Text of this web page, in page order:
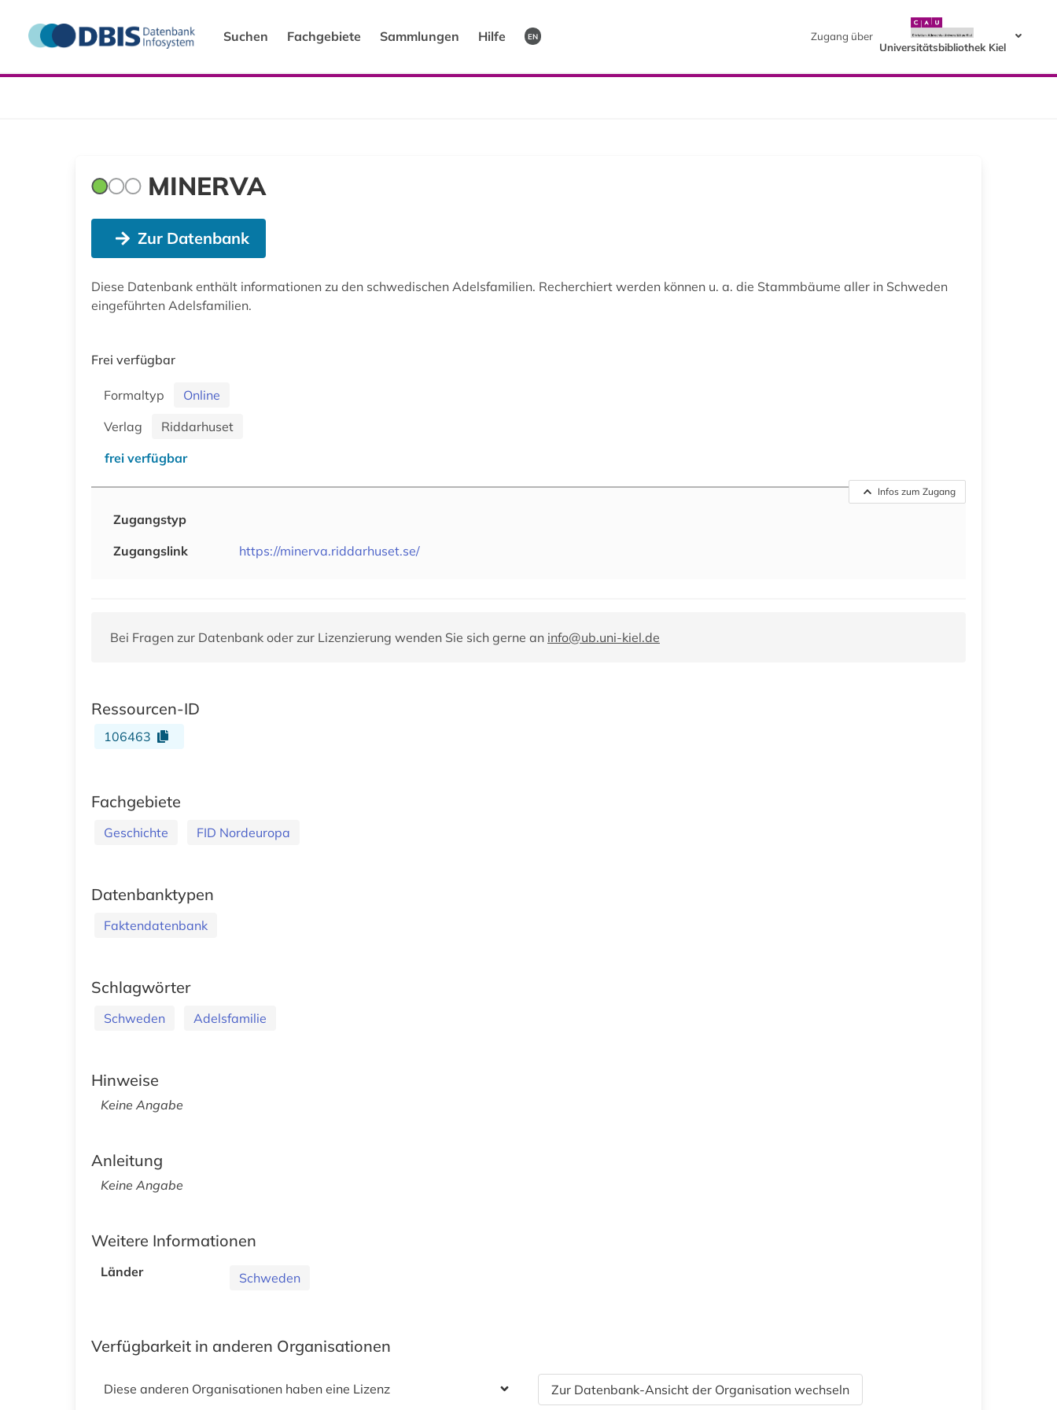
Suchen Fachgebiete Sammlungen Hilfe EN
Zugang über
Universitätsbibliothek Kiel
MINERVA
Zur Datenbank
Diese Datenbank enthält informationen zu den schwedischen Adelsfamilien. Recherchiert werden können u. a. die Stammbäume aller in Schweden
eingeführten Adelsfamilien.
Frei verfügbar
Formaltyp
Online
Verlag
Riddarhuset
frei verfügbar
Infos zum Zugang
Zugangstyp
Zugangslink
https://minerva.riddarhuset.se/
Bei Fragen zur Datenbank oder zur Lizenzierung wenden Sie sich gerne an info@ub.uni-kiel.de
Ressourcen-ID
106463
Fachgebiete
Geschichte FID Nordeuropa
Datenbanktypen
Faktendatenbank
Schlagwörter
Schweden Adelsfamilie
Hinweise
Keine Angabe
Anleitung
Keine Angabe
Weitere Informationen
Länder Schweden
Verfügbarkeit in anderen Organisationen
Diese anderen Organisationen haben eine Lizenz Zur Datenbank-Ansicht der Organisation wechseln